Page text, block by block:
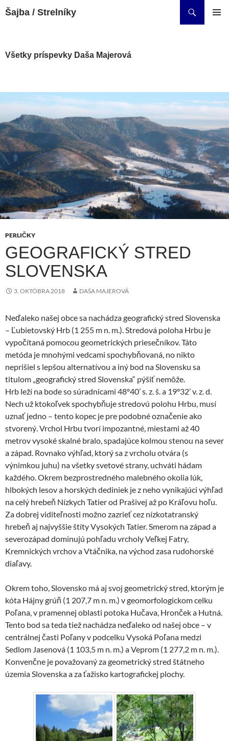
Preskočiť
na
Šajba / Strelníky
Hľadať
Všetky príspevky Daša Majerová
PERLIČKY
GEOGRAFICKÝ STRED
SLOVENSKA
3. OKTÓBRA 2018 DAŠA MAJEROVÁ
Neďaleko našej obce sa nachádza geografický stred Slovenska
– Ľubietovský Hrb (1 255 m n. m.). Stredová poloha Hrbu je
vypočítaná pomocou geometrických priesečníkov. Táto
metóda je mnohými vedcami spochybňovaná, no nikto
neprišiel s lepšou alternatívou a iný bod na Slovensku sa
titulom „geografický stred Slovenska“ pýšiť nemôže.
Hrb leží na bode so súradnicami 48°40’ s. z. š. a 19°32’ v. z. d.
Nech už ktokoľvek spochybňuje stredovú polohu Hrbu, musí
uznať jedno – tento kopec je pre podobné označenie ako
stvorený. Vrchol Hrbu tvorí impozantné, miestami až 40
metrov vysoké skalné bralo, spadajúce kolmou stenou na sever
a západ. Rovnako výhľad, ktorý sa z vrcholu otvára (s
výnimkou juhu) na všetky svetové strany, uchváti hádam
každého. Okrem bezprostredného malebného okolia lúk,
hlbokých lesov a horských dediniek je z neho vynikajúci výhľad
na celý hrebeň Nízkych Tatier od Prašivej až po Kráľovu hoľu.
Za dobrej viditeľnosti možno zazrieť cez nízkotatranský
hrebeň aj najvyššie štíty Vysokých Tatier. Smerom na západ a
severozápad dominujú pohľadu vrcholy Veľkej Fatry,
Kremnických vrchov a Vtáčnika, na východ zasa rudohorské
diaľavy.
Okrem toho, Slovensko má aj svoj geometrický stred, ktorým je
kóta Hájny grúň (1 207,7 m n. m.) v geomorfologickom celku
Poľana, v pramennej oblasti potoka Hučava, Hronček a Hutná.
Tento bod sa teda tiež nachádza neďaleko od našej obce – v
centrálnej časti Poľany v podcelku Vysoká Poľana medzi
Sedlom Jasenová (1 103,5 m n. m.) a Veprom (1 277,2 m n. m.).
Konvenčne je považovaný za geometrický stred štátneho
územia Slovenska a za ťažisko kartografickej plochy.